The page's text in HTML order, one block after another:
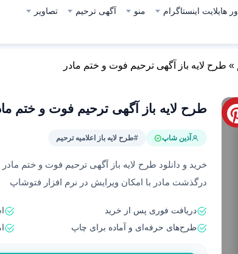
هایلایت اینستاگرام منو آگهی ترحیم تصاویر
» طرح لایه باز آگهی ترحیم فوت و ختم مادر
طرح لایه باز آگهی ترحیم فوت و ختم
آذین شاپ #طرح لایه باز اعلامیه ترحیم
خرید و دانلود طرح لایه باز آگهی ترحیم فوت و ختم
درگذشت مادر با امکان ویرایش در نرم افزار فتوشاپ
دریافت فوری پس از خرید
طرح‌های حرفه‌ای و آماده برای چاپ